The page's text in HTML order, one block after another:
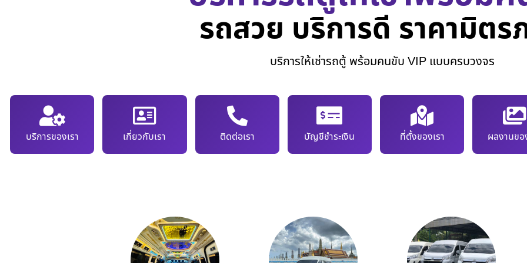
รถสวย บริการดี ราคามิตร
บริการให้เช่ารถตู้ พร้อมคนขับ VIP แบบครบวงจร
บริการของเรา เกี่ยวกับเรา ติดต่อเรา บัญชีชำระเงิน ที่ตั้งของเรา ผลงานขอ